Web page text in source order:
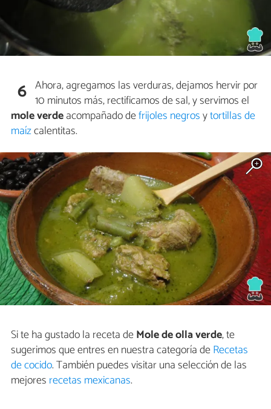
6 Ahora, agregamos las verduras, dejamos hervir por
10 minutos más, rectificamos de sal, y servimos el
mole verdeacompañado defrijoles negrosytortillas de
maízcalentitas.
Si te ha gustado la receta deMole de olla verde, te
sugerimos que entres en nuestra categoría deRecetas
de cocido. También puedes visitar una selección de las
mejores recetas mexicanas.